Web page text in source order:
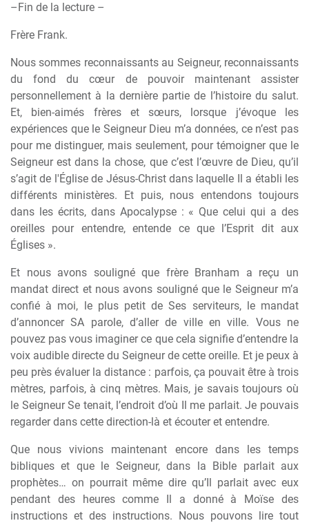
–Fin de la lecture –
Frère Frank.
Nous sommes reconnaissants au Seigneur, reconnaissants
du fond du cœur de pouvoir maintenant assister
personnellement à la dernière partie de l’histoire du salut.
Et, bien-aimés frères et sœurs, lorsque j’évoque les
expériences que le Seigneur Dieu m’a données, ce n’est pas
pour me distinguer, mais seulement, pour témoigner que le
Seigneur est dans la chose, que c’est l’œuvre de Dieu, qu’il
s’agit de l'Église de Jésus-Christ dans laquelle Il a établi les
différents ministères. Et puis, nous entendons toujours
dans les écrits, dans Apocalypse : « Que celui qui a des
oreilles pour entendre, entende ce que l’Esprit dit aux
Églises ».
Et nous avons souligné que frère Branham a reçu un
mandat direct et nous avons souligné que le Seigneur m’a
confié à moi, le plus petit de Ses serviteurs, le mandat
d’annoncer SA parole, d’aller de ville en ville. Vous ne
pouvez pas vous imaginer ce que cela signifie d’entendre la
voix audible directe du Seigneur de cette oreille. Et je peux à
peu près évaluer la distance : parfois, ça pouvait être à trois
mètres, parfois, à cinq mètres. Mais, je savais toujours où
le Seigneur Se tenait, l’endroit d’où Il me parlait. Je pouvais
regarder dans cette direction-là et écouter et entendre.
Que nous vivions maintenant encore dans les temps
bibliques et que le Seigneur, dans la Bible parlait aux
prophètes… on pourrait même dire qu’Il parlait avec eux
pendant des heures comme Il a donné à Moïse des
instructions et des instructions. Nous pouvons lire tout